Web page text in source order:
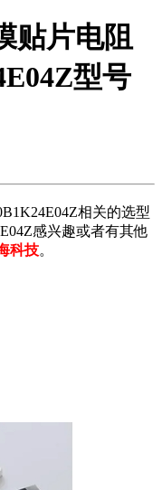
贴片电阻
型号
相关的选型
感兴趣或者有其他
科技。